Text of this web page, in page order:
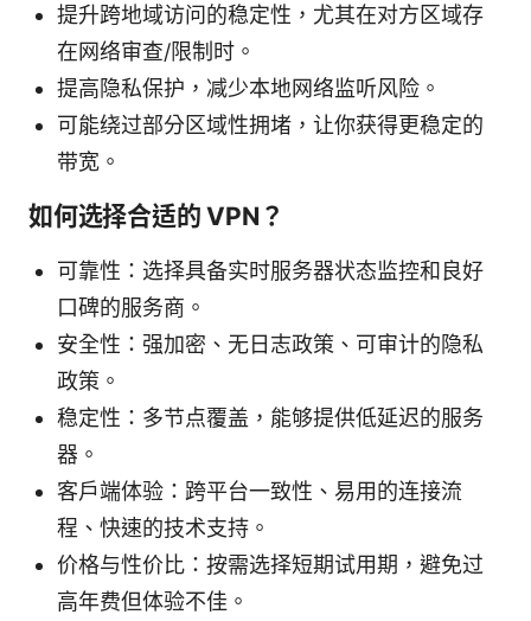
提升跨地域访问的稳定性，尤其在对方区域存
在网络审查/限制时。
提高隐私保护，减少本地网络监听风险。
可能绕过部分区域性拥堵，让你获得更稳定的
带宽。
如何选择合适的 VPN？
可靠性：选择具备实时服务器状态监控和良好
口碑的服务商。
安全性：强加密、无日志政策、可审计的隐私
政策。
稳定性：多节点覆盖，能够提供低延迟的服务
器。
客户端体验：跨平台一致性、易用的连接流
程、快速的技术支持。
价格与性价比：按需选择短期试用期，避免过
高年费但体验不佳。